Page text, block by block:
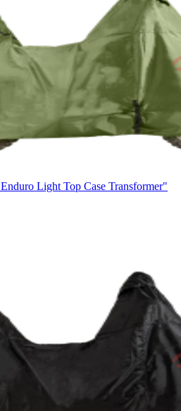
Light Top Case Transformer"